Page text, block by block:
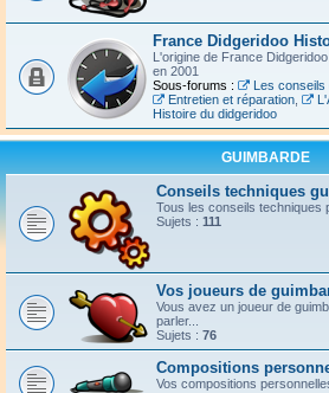
France Didgeridoo
L'origine de France
en 2001
Sous-forums :
Les conseils
Entretien et réparation,
Histoire du didgeridoo
GUIMBARDE
Conseils techniques
Tous les conseils techniques
Sujets : 111
Vos joueurs de
Vous avez un joueur de
parler...
Sujets : 76
Compositions
Vos compositions